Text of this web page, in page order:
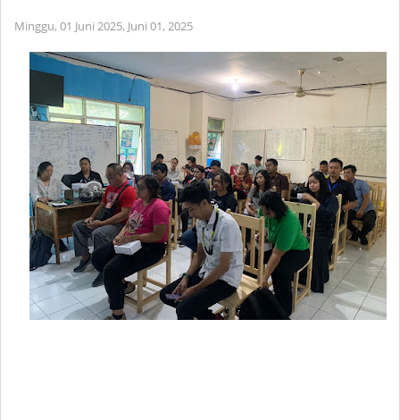
Minggu, 01 Juni 2025, Juni 01, 2025